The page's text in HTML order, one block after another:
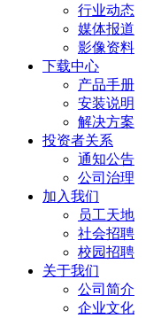
行业动态
媒体报道
影像资料
下载中心
产品手册
安装说明
解决方案
投资者关系
通知公告
公司治理
加入我们
员工天地
社会招聘
校园招聘
关于我们
公司简介
企业文化